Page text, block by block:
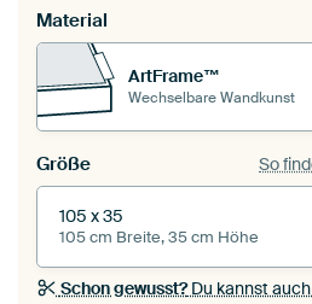
Material
ArtFrame™
Wechselbare Wandkunst
Größe So
105 x 35
105 cm Breite, 35 cm Höhe
Schon gewusst?Du kannst